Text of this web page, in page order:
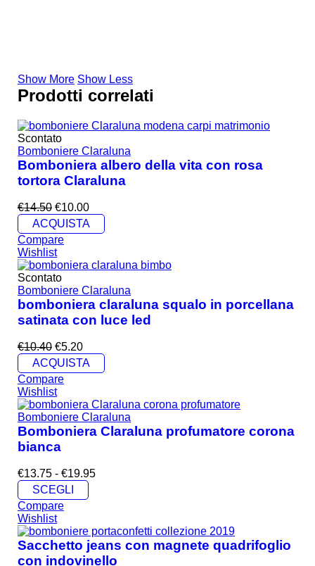
Show More Show Less
Prodotti correlati
Scontato
Bomboniere Claraluna
Bomboniera albero della vita con rosa
tortora Claraluna
€14.50 €10.00
ACQUISTA
Compare
Wishlist
Scontato
Bomboniere Claraluna
bomboniera claraluna squalo in porcellana
satinata con luce led
€10.40 €5.20
ACQUISTA
Compare
Wishlist
Bomboniere Claraluna
Bomboniera Claraluna profumatore corona
bianca
€13.75 - €19.95
SCEGLI
Compare
Wishlist
Sacchetto jeans con magnete quadrifoglio
con indovinello